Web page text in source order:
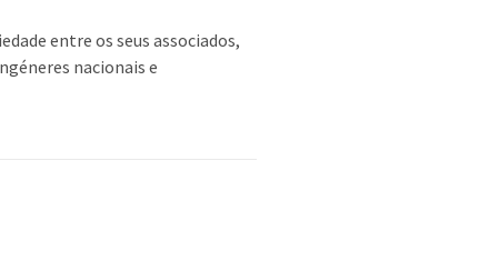
entre os seus associados,
nacionais e